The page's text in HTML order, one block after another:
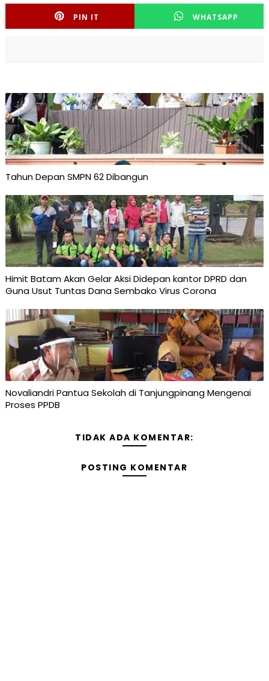
PIN IT WHATSAPP
Tahun Depan SMPN 62 Dibangun
Himit Batam Akan Gelar Aksi Didepan kantor DPRD dan
Guna Usut Tuntas Dana Sembako Virus Corona
Novaliandri Pantua Sekolah di Tanjungpinang Mengenai
Proses PPDB
TIDAK ADA KOMENTAR:
POSTING KOMENTAR